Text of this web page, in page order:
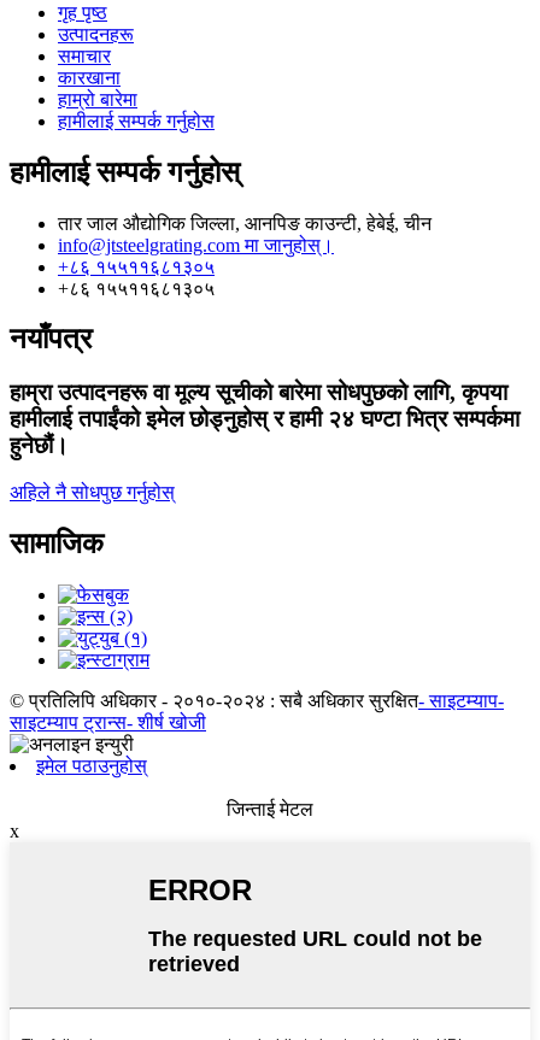
गृह पृष्ठ
उत्पादनहरू
समाचार
कारखाना
हाम्रो बारेमा
हामीलाई सम्पर्क गर्नुहोस
हामीलाई सम्पर्क गर्नुहोस्
तार जाल औद्योगिक जिल्ला, आनपिङ काउन्टी, हेबेई, चीन
info@jtsteelgrating.com मा जानुहोस्।
+८६ १५५११६८१३०५
+८६ १५५११६८१३०५
नयाँपत्र
हाम्रा उत्पादनहरू वा मूल्य सूचीको बारेमा सोधपुछको लागि, कृपया
हामीलाई तपाईंको इमेल छोड्नुहोस् र हामी २४ घण्टा भित्र सम्पर्कमा
हुनेछौं।
अहिले नै सोधपुछ गर्नुहोस्
सामाजिक
© प्रतिलिपि अधिकार - २०१०-२०२४ : सबै अधिकार सुरक्षित- साइटम्याप-
साइटम्याप ट्रान्स- शीर्ष खोजी
इमेल पठाउनुहोस्
जिन्ताई मेटल
x